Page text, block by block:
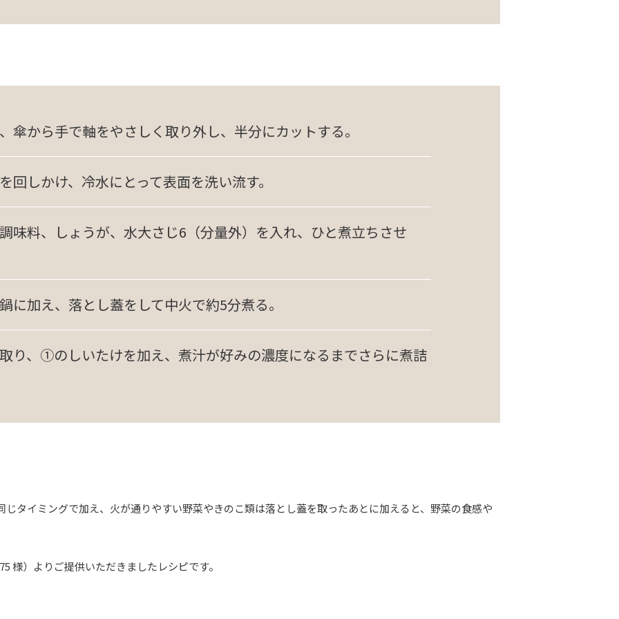
傘から手で軸をやさしく取り外し、半分にカットする。
回しかけ、冷水にとって表面を洗い流す。
味料、しょうが、水大さじ6（分量外）を入れ、ひと煮立ちさせ
に加え、落とし蓋をして中火で約5分煮る。
り、①のしいたけを加え、煮汁が好みの濃度になるまでさらに煮詰
タイミングで加え、火が通りやすい野菜やきのこ類は落とし蓋を取ったあとに加えると、野菜の食感や
）よりご提供いただきましたレシピです。